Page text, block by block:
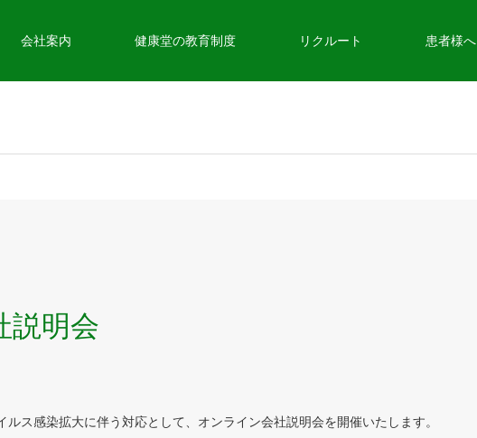
会社案内 健康堂の教育制度 リクルート 患者様へ
説明会
ス感染拡大に伴う対応として、オンライン会社説明会を開催いたします。